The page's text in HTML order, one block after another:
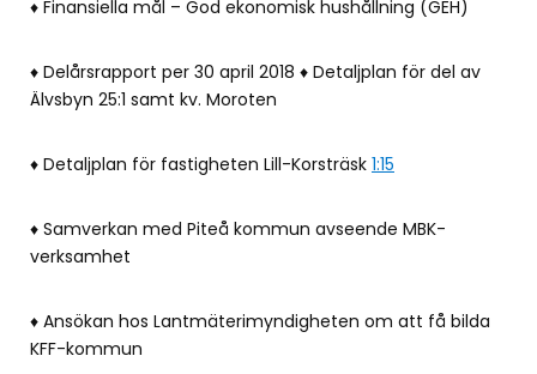
♦ Finansiella mål – God ekonomisk hushållning (GEH)
♦ Delårsrapport per 30 april 2018 ♦ Detaljplan för del av
Älvsbyn 25:1 samt kv. Moroten
♦ Detaljplan för fastigheten Lill-Korsträsk 1:15
♦ Samverkan med Piteå kommun avseende MBK-
verksamhet
♦ Ansökan hos Lantmäterimyndigheten om att få bilda
KFF-kommun